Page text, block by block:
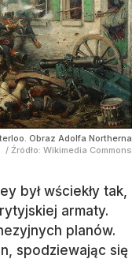
Obraz Adolfa Northerna
/ Źródło: Wikimedia Commons
był wściekły tak,
armaty.
planów.
spodziewając się